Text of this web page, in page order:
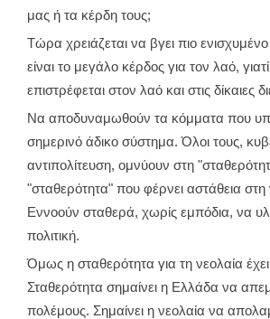
μας ή τα κέρδη τους;
Τώρα χρειάζεται να βγει πιο
είναι το μεγάλο κέρδος για τον λαό,
επιστρέφεται στον λαό και στις δίκαιες
Να αποδυναμωθούν τα κόμματα που
σημερινό άδικο σύστημα. Όλοι τους,
αντιπολίτευση, ομνύουν στη
"σταθερότητα" που φέρνει αστάθεια στη
Εννοούν σταθερά, χωρίς εμπόδια, να
πολιτική.
Όμως η σταθερότητα για τη νεολαία
Σταθερότητα σημαίνει η Ελλάδα να
πολέμους. Σημαίνει η νεολαία να